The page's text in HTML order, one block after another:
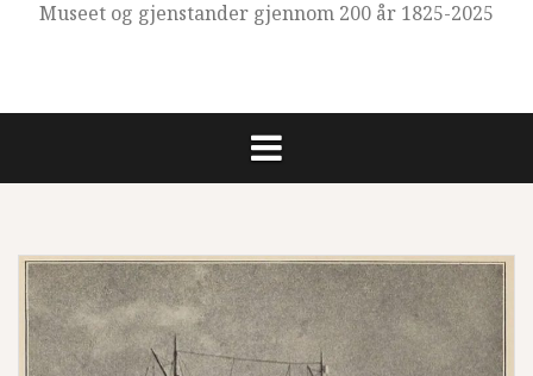
Museet og gjenstander gjennom 200 år 1825-2025